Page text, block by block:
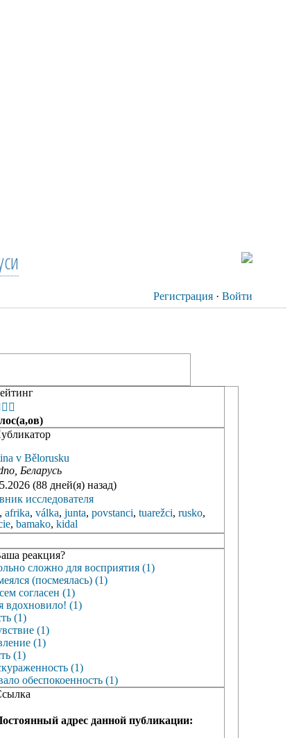
Регистрация · Войти
 
v Bělorusku
Беларусь
(88 дней(я) назад)
исследователя
, afrika, válka, junta, povstanci, tuarežci, rusko,
, bamako, kidal
реакция?
сложно для восприятия (1)
(посмеялась) (1)
согласен (1)
вдохновило! (1)
(1)
(1)
(1)
(1)
(1)
обеспокоенность (1)
адрес данной публикации: